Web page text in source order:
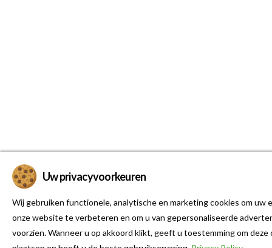
Uw privacyvoorkeuren
Wij gebruiken functionele, analytische en marketing cookies om uw
onze website te verbeteren en om u van gepersonaliseerde
voorzien. Wanneer u op akkoord klikt, geeft u toestemming om deze